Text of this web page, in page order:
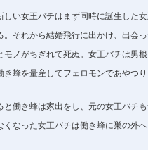
しい女王バチはまず同時に誕生した
。それから結婚飛行に出かけ、出会
モノがちぎれて死ぬ。女王バチは男
き蜂を量産してフェロモンであやつ
と働き蜂は家出をし、元の女王バチ
くなった女王バチは働き蜂に巣の外